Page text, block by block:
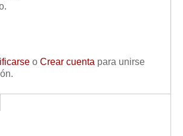
o Crear cuenta para unirse